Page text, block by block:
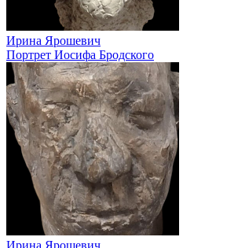
Ирина Ярошевич
Портрет Иосифа Бродского
Ирина Ярошевич